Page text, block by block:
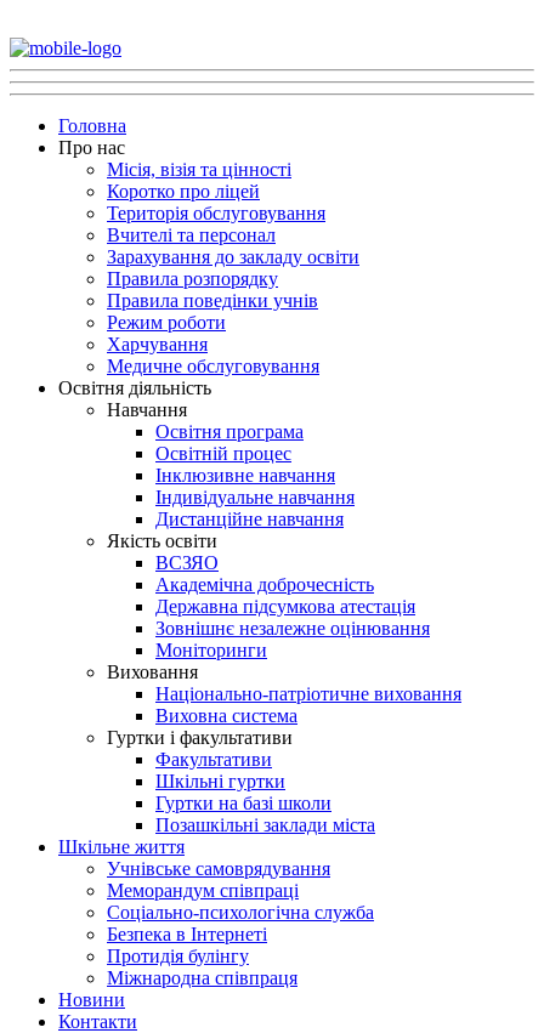
Головна
Про нас
Місія, візія та цінності
Коротко про ліцей
Територія обслуговування
Вчителі та персонал
Зарахування до закладу освіти
Правила розпорядку
Правила поведінки учнів
Режим роботи
Харчування
Медичне обслуговування
Освітня діяльність
Навчання
Освітня програма
Освітній процес
Інклюзивне навчання
Індивідуальне навчання
Дистанційне навчання
Якість освіти
ВСЗЯО
Академічна доброчесність
Державна підсумкова атестація
Зовнішнє незалежне оцінювання
Моніторинги
Виховання
Національно-патріотичне виховання
Виховна система
Гуртки і факультативи
Факультативи
Шкільні гуртки
Гуртки на базі школи
Позашкільні заклади міста
Шкільне життя
Учнівське самоврядування
Меморандум співпраці
Соціально-психологічна служба
Безпека в Інтернеті
Протидія булінгу
Міжнародна співпраця
Новини
Контакти